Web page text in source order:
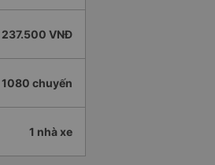
237.500 VNĐ
1080 chuyến
1 nhà xe